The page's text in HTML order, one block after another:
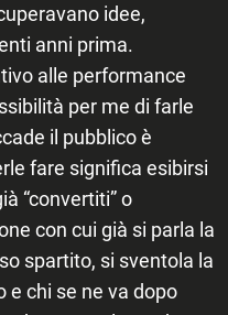
idee,
anni prima.
alle performance
per me di farle
il pubblico è
fare significa esibirsi
“convertiti” o
con cui già si parla la
spartito, si sventola la
e chi se ne va dopo